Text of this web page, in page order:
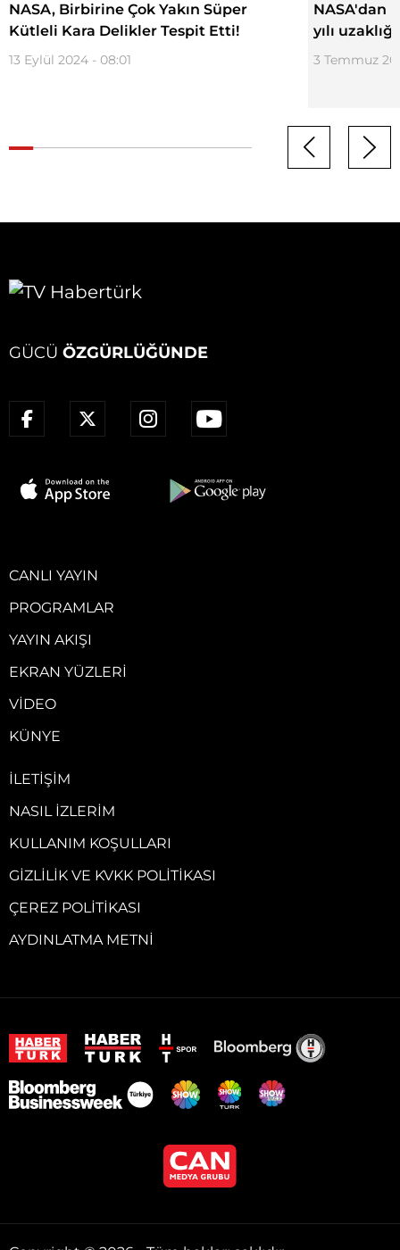
NASA, Birbirine Çok Yakın Süper
Kütleli Kara Delikler Tespit Etti!
13 Eylül 2024 - 08:01
NASA'dan
yılı
3 Temmuz
GÜCÜ ÖZGÜRLÜĞÜNDE
CANLI YAYIN
PROGRAMLAR
YAYIN AKIŞI
EKRAN YÜZLERI
VIDEO
KÜNYE
İLETIŞIM
NASIL İZLERIM
KULLANIM KOŞULLARI
GIZLILIK VE KVKK POLITIKASI
ÇEREZ POLITIKASI
AYDINLATMA METNI